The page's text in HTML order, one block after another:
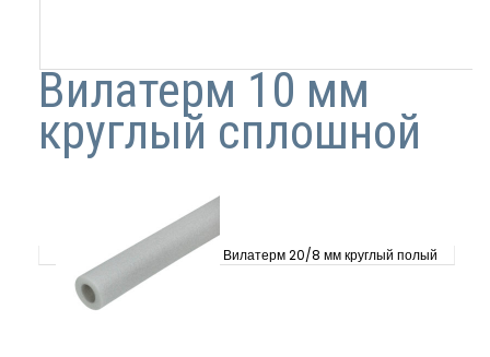
Вилатерм 10 мм
круглый сплошной
Вилатерм 20/8 мм круглый полый